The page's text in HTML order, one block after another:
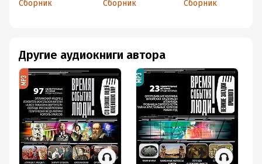
Сборник
Сборник
вопросы
Сборник
Другие аудиокниги автора